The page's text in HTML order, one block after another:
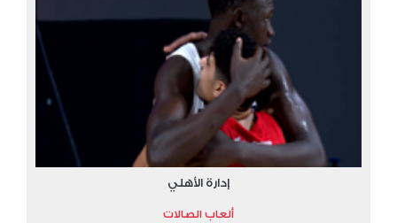
إدارة الأهلي
ألعاب الصالات